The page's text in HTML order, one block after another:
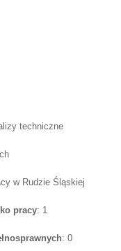
techniczne
w Rudzie Śląskiej
pracy: 1
: 0